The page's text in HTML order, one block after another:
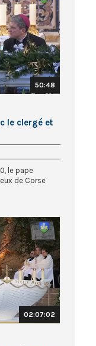
50:48
le clergé et
le pape
de Corse
02:07:02